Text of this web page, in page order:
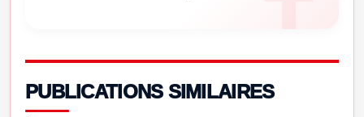
PUBLICATIONS SIMILAIRES